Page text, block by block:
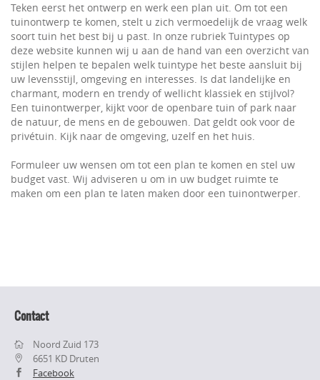
Teken eerst het ontwerp en werk een plan uit. Om tot een
tuinontwerp te komen, stelt u zich vermoedelijk de vraag welk
soort tuin het best bij u past. In onze rubriek Tuintypes op
deze website kunnen wij u aan de hand van een overzicht van
stijlen helpen te bepalen welk tuintype het beste aansluit bij
uw levensstijl, omgeving en interesses. Is dat landelijke en
charmant, modern en trendy of wellicht klassiek en stijlvol?
Een tuinontwerper, kijkt voor de openbare tuin of park naar
de natuur, de mens en de gebouwen. Dat geldt ook voor de
privétuin. Kijk naar de omgeving, uzelf en het huis.
Formuleer uw wensen om tot een plan te komen en stel uw
budget vast. Wij adviseren u om in uw budget ruimte te
maken om een plan te laten maken door een tuinontwerper.
Contact
Noord Zuid 173
6651 KD Druten
Facebook